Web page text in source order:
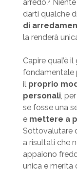
arredo?
darti qualche
di
la renderà
Capire qual’è
fondamentale
il proprio
personali,
se fosse una
e mettere a
Sottovalutare
a risultati che
appaiono
unica e merita